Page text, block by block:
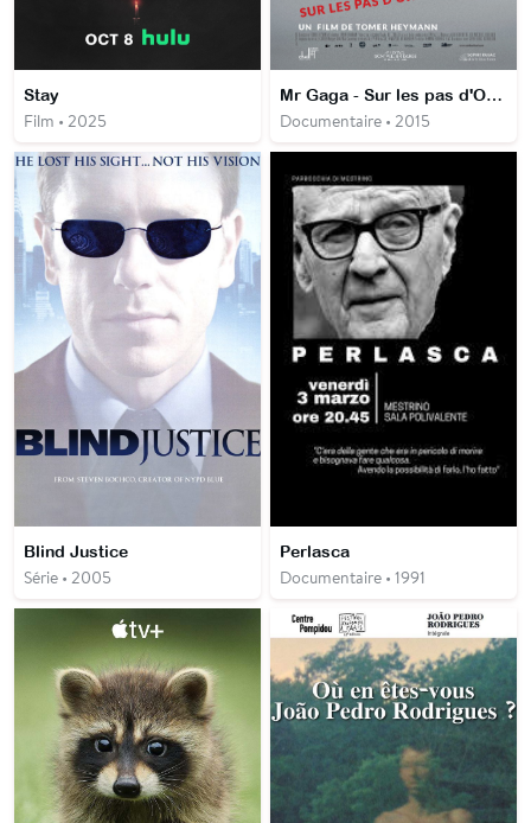
Stay
Film • 2025
Mr Gaga - Sur les pas d'Ohad Naharin
Documentaire • 2015
Blind Justice
Série • 2005
Perlasca
Documentaire • 1991